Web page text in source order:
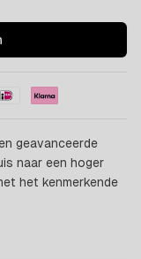
geavanceerde
naar een hoger
het kenmerkende